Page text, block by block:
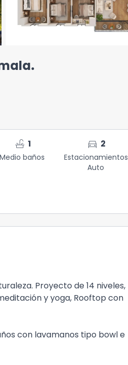
faucet 1
Medio baños
directions_car 2
Estacionamientos
Auto
Proyecto de 14 niveles,
y yoga, Rooftop con
con lavamanos tipo bowl e